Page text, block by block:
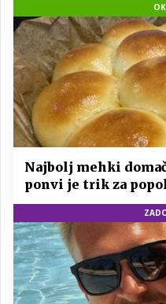
Najbolj mehki
ponvi je trik za